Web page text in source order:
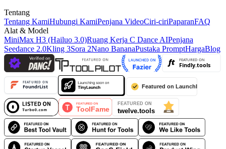
Tentang
Tentang KamiHubungi KamiPenjana VideoCiri-ciriPaparanFAQ
Alat & Model
MiniMax H3 (Hailuo 3.0)Ruang Kerja C Dance AIPenjana
Seedance 2.0Kling 3Sora 2Nano BananaPustaka PromptHargaBlog